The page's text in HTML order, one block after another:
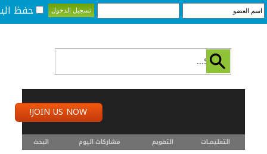
حفظ
JOIN US NOW!
التعليمـــات التقويم مشاركات اليوم البحث